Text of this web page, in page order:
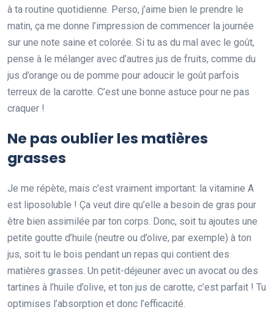
à ta routine quotidienne. Perso, j’aime bien le prendre le
matin, ça me donne l’impression de commencer la journée
sur une note saine et colorée. Si tu as du mal avec le goût,
pense à le mélanger avec d’autres jus de fruits, comme du
jus d’orange ou de pomme pour adoucir le goût parfois
terreux de la carotte. C’est une bonne astuce pour ne pas
craquer !
Ne pas oublier les matières
grasses
Je me répète, mais c’est vraiment important: la vitamine A
est liposoluble ! Ça veut dire qu’elle a besoin de gras pour
être bien assimilée par ton corps. Donc, soit tu ajoutes une
petite goutte d’huile (neutre ou d’olive, par exemple) à ton
jus, soit tu le bois pendant un repas qui contient des
matières grasses. Un petit-déjeuner avec un avocat ou des
tartines à l’huile d’olive, et ton jus de carotte, c’est parfait ! Tu
optimises l’absorption et donc l’efficacité.